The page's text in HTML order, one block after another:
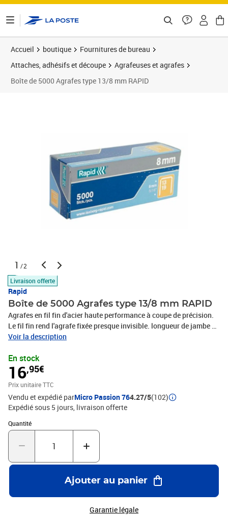
Accueil boutique
Fournitures de bureau
Attaches, adhésifs et découpe
Agrafeuses et agrafes
Boîte de 5000 Agrafes type 13/8 mm RAPID
1 /2
Livraison offerte
Rapid
Boîte de 5000 Agrafes type 13/8 mm RAPID
Agrafes en fil fin d'acier haute performance à coupe de précision.
Le fil fin rend l'agrafe fixée presque invisible. longueur de jambe 8
mmPour MS610, R13, R83, R23, R30, R33, MS813, R19, ESN113,
robuste haute performanceJambes à coupe de précision pour une
meilleure pénétrationApplications : tissus, étiquettes, accrochage
de décorations, etc.Boîte, 5000 Pièces.
Voir la description
En stock
16,95€
Prix unitaire TTC
Vendu et expédié parMicro Passion 764.27/5(102)
Expédié sous 5 jours livraison offerte
Quantité
Quantité : 1
Ajouter au panier
Garantie légale